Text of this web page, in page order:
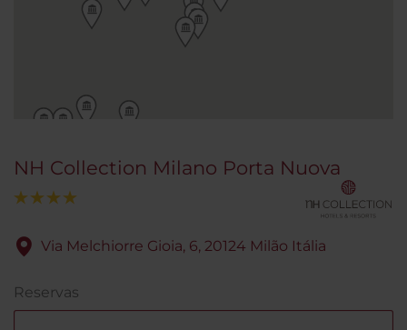
NH Collection Milano Porta Nuova
Via Melchiorre Gioia, 6, 20124 Milão Itália
Reservas